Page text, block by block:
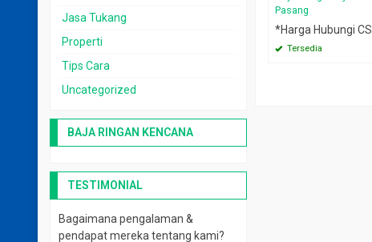
Pasang
*Harga Hubungi CS
Tersedia
Jasa Tukang
Properti
Tips Cara
Uncategorized
BAJA RINGAN KENCANA
TESTIMONIAL
Bagaimana pengalaman &
pendapat mereka tentang kami?